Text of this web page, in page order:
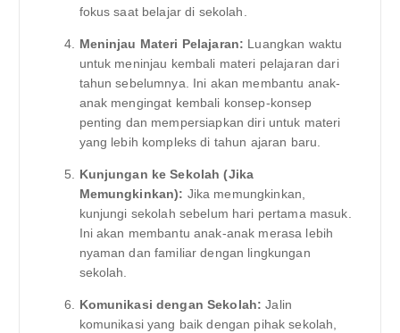
fokus saat belajar di sekolah.
Meninjau Materi Pelajaran: Luangkan waktu
untuk meninjau kembali materi pelajaran dari
tahun sebelumnya. Ini akan membantu anak-
anak mengingat kembali konsep-konsep
penting dan mempersiapkan diri untuk materi
yang lebih kompleks di tahun ajaran baru.
Kunjungan ke Sekolah (Jika
Memungkinkan): Jika memungkinkan,
kunjungi sekolah sebelum hari pertama masuk.
Ini akan membantu anak-anak merasa lebih
nyaman dan familiar dengan lingkungan
sekolah.
Komunikasi dengan Sekolah: Jalin
komunikasi yang baik dengan pihak sekolah,